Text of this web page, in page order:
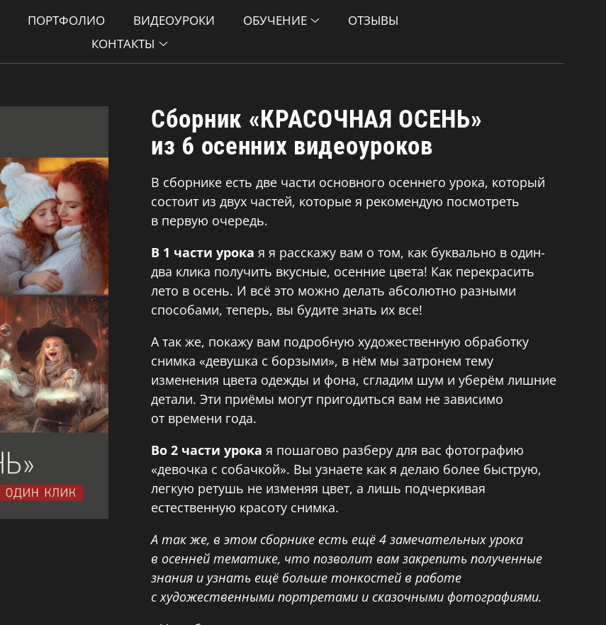
ПОРТФОЛИО ВИДЕОУРОКИ ОБУЧЕНИЕ
ОТЗЫВЫ
КОНТАКТЫ
Сборник «КРАСОЧНАЯ ОСЕНЬ»
из 6 осенних видеоуроков
В сборнике есть две части основного осеннего урока, который
состоит из двух частей, которые я рекомендую посмотреть
в первую очередь.
В 1 части урока я я расскажу вам о том, как буквально в один-
два клика получить вкусные, осенние цвета! Как перекрасить
лето в осень. И всё это можно делать абсолютно разными
способами, теперь, вы будите знать их все!
А так же, покажу вам подробную художественную обработку
снимка «девушка с борзыми», в нём мы затронем тему
изменения цвета одежды и фона, сгладим шум и уберём лишние
детали. Эти приёмы могут пригодиться вам не зависимо
от времени года.
Во 2 части урока я пошагово разберу для вас фотографию
«девочка с собачкой». Вы узнаете как я делаю более быструю,
легкую ретушь не изменяя цвет, а лишь подчеркивая
естественную красоту снимка.
А так же, в этом сборнике есть ещё 4 замечательных урока
в осенней тематике, что позволит вам закрепить полученные
знания и узнать ещё больше тонкостей в работе
с художественными портретами и сказочными фотографиями.